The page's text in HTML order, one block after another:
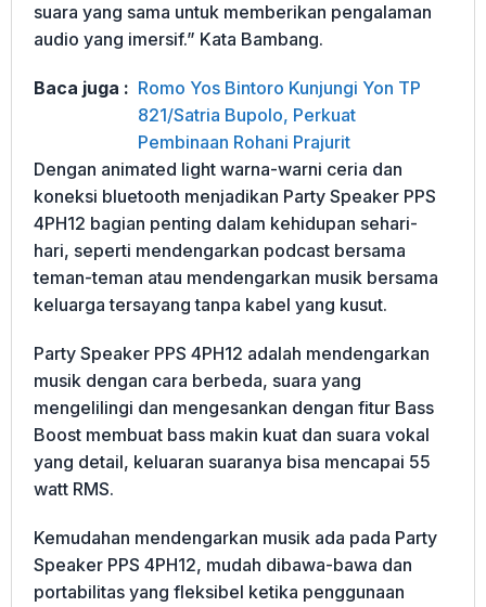
suara yang sama untuk memberikan pengalaman
audio yang imersif.” Kata Bambang.
Baca juga : Romo Yos Bintoro Kunjungi Yon TP
821/Satria Bupolo, Perkuat
Pembinaan Rohani Prajurit
Dengan animated light warna-warni ceria dan
koneksi bluetooth menjadikan Party Speaker PPS
4PH12 bagian penting dalam kehidupan sehari-
hari, seperti mendengarkan podcast bersama
teman-teman atau mendengarkan musik bersama
keluarga tersayang tanpa kabel yang kusut.
Party Speaker PPS 4PH12 adalah mendengarkan
musik dengan cara berbeda, suara yang
mengelilingi dan mengesankan dengan fitur Bass
Boost membuat bass makin kuat dan suara vokal
yang detail, keluaran suaranya bisa mencapai 55
watt RMS.
Kemudahan mendengarkan musik ada pada Party
Speaker PPS 4PH12, mudah dibawa-bawa dan
portabilitas yang fleksibel ketika penggunaan